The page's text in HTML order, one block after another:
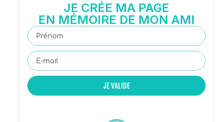
JE CRÉE MA PAGE
EN MÉMOIRE DE MON AMI
JE VALIDE